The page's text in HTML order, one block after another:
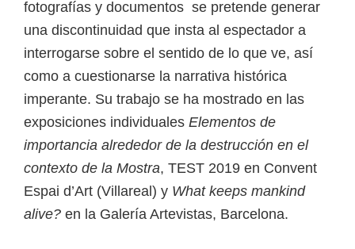
fotografías y documentos se pretende generar
una discontinuidad que insta al espectador a
interrogarse sobre el sentido de lo que ve, así
como a cuestionarse la narrativa histórica
imperante. Su trabajo se ha mostrado en las
exposiciones individuales Elementos de
importancia alrededor de la destrucción en el
contexto de la Mostra, TEST 2019 en Convent
Espai d’Art (Villareal) y What keeps mankind
alive? en la Galería Artevistas, Barcelona.